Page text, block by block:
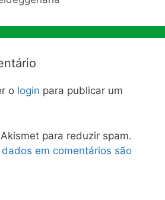
o login para publicar um
para reduzir spam.
em comentários são